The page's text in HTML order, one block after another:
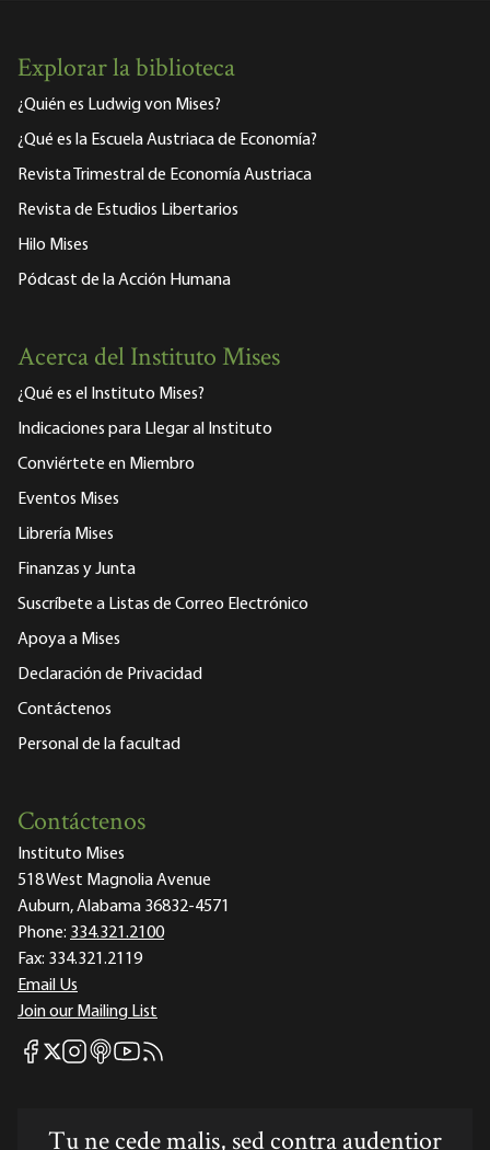
Explorar la biblioteca
¿Quién es Ludwig von Mises?
¿Qué es la Escuela Austriaca de Economía?
Revista Trimestral de Economía Austriaca
Revista de Estudios Libertarios
Hilo Mises
Pódcast de la Acción Humana
Acerca del Instituto Mises
¿Qué es el Instituto Mises?
Indicaciones para Llegar al Instituto
Conviértete en Miembro
Eventos Mises
Librería Mises
Finanzas y Junta
Suscríbete a Listas de Correo Electrónico
Apoya a Mises
Declaración de Privacidad
Contáctenos
Personal de la facultad
Contáctenos
Instituto Mises
518 West Magnolia Avenue
Auburn, Alabama 36832-4571
Phone: 334.321.2100
Fax: 334.321.2119
Email Us
Join our Mailing List
Mises Facebook
Mises X
Mises Instagram
Mises itunes
Mises Youtube
Mises RSS feed